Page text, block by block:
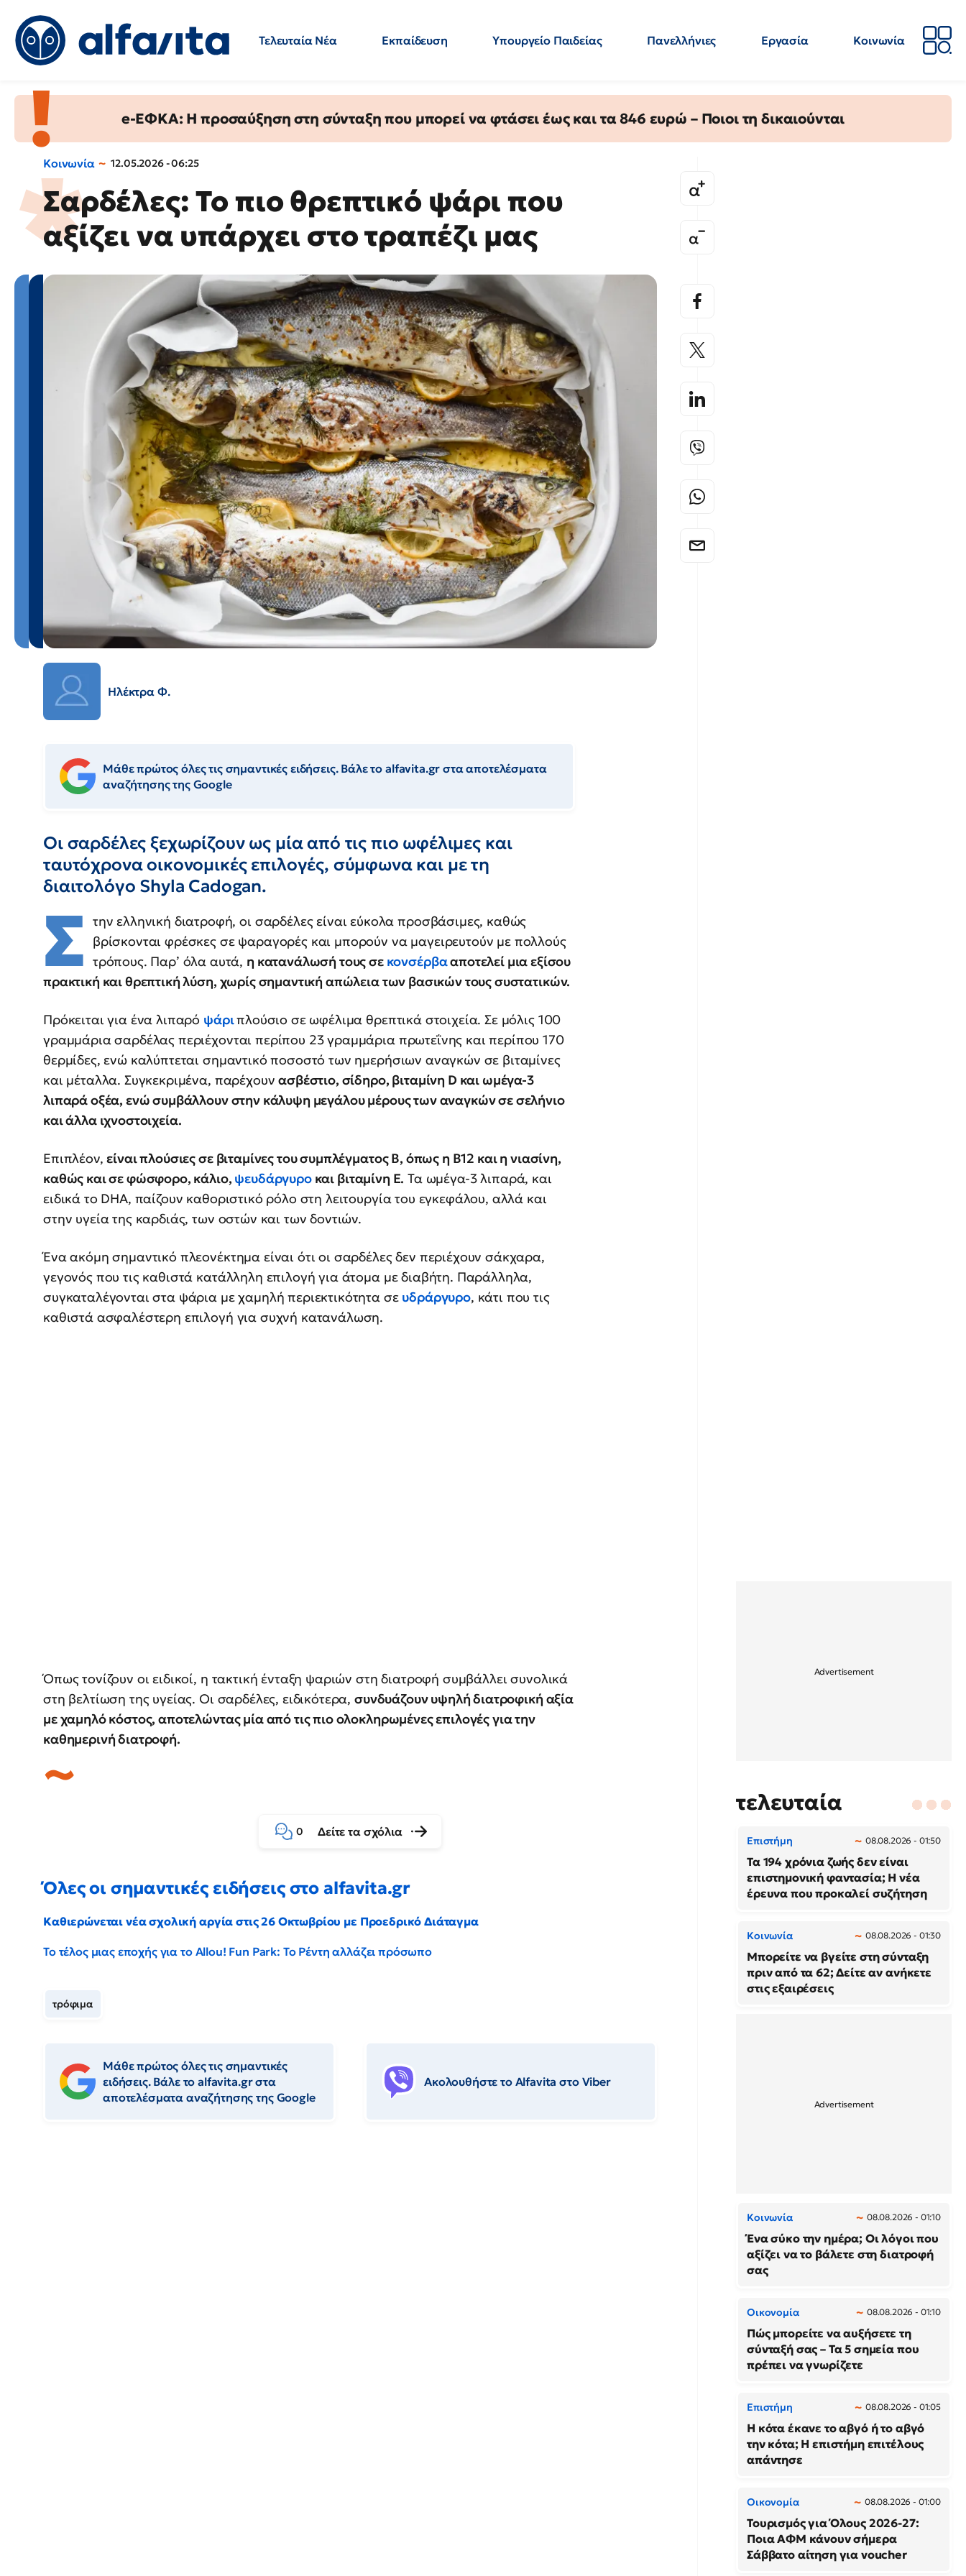
Τελευταία Νέα Εκπαίδευση Υπουργείο Παιδείας Πανελλήνιες Εργασία
Κοινωνία
e-ΕΦΚΑ: Η προσαύξηση στη σύνταξη που μπορεί να φτάσει έως και τα 846 ευρώ – Ποιοι τη δικαιούνται
Κοινωνία 12.05.2026 - 06:25
Σαρδέλες: Το πιο θρεπτικό ψάρι που
αξίζει να υπάρχει στο τραπέζι μας
Ηλέκτρα Φ.
Μάθε πρώτος όλες τις σημαντικές ειδήσεις. Βάλε το alfavita.gr στα αποτελέσματα
αναζήτησης της Google
Οι σαρδέλες ξεχωρίζουν ως μία από τις πιο ωφέλιμες και
ταυτόχρονα οικονομικές επιλογές, σύμφωνα και με τη
διαιτολόγο Shyla Cadogan.
Σ την ελληνική διατροφή, οι σαρδέλες είναι εύκολα προσβάσιμες, καθώς
βρίσκονται φρέσκες σε ψαραγορές και μπορούν να μαγειρευτούν με πολλούς
τρόπους. Παρ’ όλα αυτά, η κατανάλωσή τους σε κονσέρβααποτελεί μια εξίσου
πρακτική και θρεπτική λύση, χωρίς σημαντική απώλεια των βασικών τους συστατικών.
Πρόκειται για ένα λιπαρό ψάριπλούσιο σε ωφέλιμα θρεπτικά στοιχεία. Σε μόλις 100
γραμμάρια σαρδέλας περιέχονται περίπου 23 γραμμάρια πρωτεΐνης και περίπου 170
θερμίδες, ενώ καλύπτεται σημαντικό ποσοστό των ημερήσιων αναγκών σε βιταμίνες
και μέταλλα. Συγκεκριμένα, παρέχουνασβέστιο, σίδηρο, βιταμίνη D και ωμέγα-3
λιπαρά οξέα, ενώ συμβάλλουν στην κάλυψη μεγάλου μέρους των αναγκών σε σελήνιο
και άλλα ιχνοστοιχεία.
Επιπλέον,είναι πλούσιες σε βιταμίνες του συμπλέγματος Β, όπως η Β12 και η νιασίνη,
καθώς και σε φώσφορο, κάλιο, ψευδάργυροκαι βιταμίνη Ε. Τα ωμέγα-3 λιπαρά, και
ειδικά το DHA, παίζουν καθοριστικό ρόλο στη λειτουργία του εγκεφάλου, αλλά και
στην υγεία της καρδιάς, των οστών και των δοντιών.
Ένα ακόμη σημαντικό πλεονέκτημα είναι ότι οι σαρδέλες δεν περιέχουν σάκχαρα,
γεγονός που τις καθιστά κατάλληλη επιλογή για άτομα με διαβήτη. Παράλληλα,
συγκαταλέγονται στα ψάρια με χαμηλή περιεκτικότητα σε υδράργυρο, κάτι που τις
καθιστά ασφαλέστερη επιλογή για συχνή κατανάλωση.
Όπως τονίζουν οι ειδικοί, η τακτική ένταξη ψαριών στη διατροφή συμβάλλει συνολικά
στη βελτίωση της υγείας. Οι σαρδέλες, ειδικότερα, συνδυάζουν υψηλή διατροφική αξία
με χαμηλό κόστος, αποτελώντας μία από τις πιο ολοκληρωμένες επιλογές για την
καθημερινή διατροφή.
0 Δείτε τα σχόλια
Όλες οι σημαντικές ειδήσεις στο alfavita.gr
Καθιερώνεται νέα σχολική αργία στις 26 Οκτωβρίου με Προεδρικό Διάταγμα
Το τέλος μιας εποχής για το Allou! Fun Park: Το Ρέντη αλλάζει πρόσωπο
τρόφιμα
Μάθε πρώτος όλες τις σημαντικές
ειδήσεις. Βάλε το alfavita.gr στα
αποτελέσματα αναζήτησης της Google
Ακολουθήστε το Αlfavita στο Viber
τελευταία
Επιστήμη 08.08.2026 - 01:50
Τα 194 χρόνια ζωής δεν είναι
επιστημονική φαντασία; Η νέα
έρευνα που προκαλεί συζήτηση
Κοινωνία 08.08.2026 - 01:30
Μπορείτε να βγείτε στη σύνταξη
πριν από τα 62; Δείτε αν ανήκετε
στις εξαιρέσεις
Κοινωνία 08.08.2026 - 01:10
Ένα σύκο την ημέρα; Οι λόγοι που
αξίζει να το βάλετε στη διατροφή
σας
Οικονομία 08.08.2026 - 01:10
Πώς μπορείτε να αυξήσετε τη
σύνταξή σας – Τα 5 σημεία που
πρέπει να γνωρίζετε
Επιστήμη 08.08.2026 - 01:05
Η κότα έκανε το αβγό ή το αβγό
την κότα; Η επιστήμη επιτέλους
απάντησε
Οικονομία 08.08.2026 - 01:00
Τουρισμός για Όλους 2026-27:
Ποια ΑΦΜ κάνουν σήμερα
Σάββατο αίτηση για voucher